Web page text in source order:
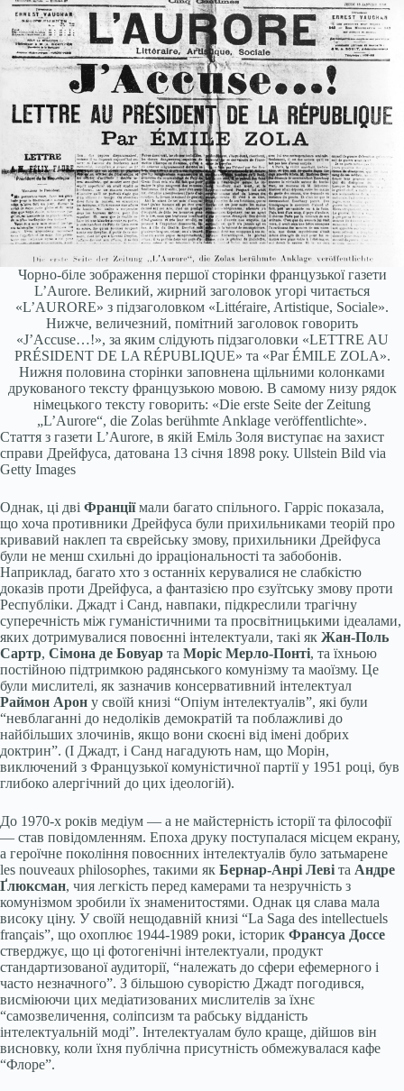
Чорно-біле зображення першої сторінки французької газети
L’Aurore. Великий, жирний заголовок угорі читається
«L’AURORE» з підзаголовком «Littéraire, Artistique, Sociale».
Нижче, величезний, помітний заголовок говорить
«J’Accuse…!», за яким слідують підзаголовки «LETTRE AU
PRÉSIDENT DE LA RÉPUBLIQUE» та «Par ÉMILE ZOLA».
Нижня половина сторінки заповнена щільними колонками
друкованого тексту французькою мовою. В самому низу рядок
німецького тексту говорить: «Die erste Seite der Zeitung
„L’Aurore“, die Zolas berühmte Anklage veröffentlichte».
Стаття з газети L’Aurore, в якій Еміль Золя виступає на захист
справи Дрейфуса, датована 13 січня 1898 року. Ullstein Bild via
Getty Images
Однак, ці дві Франціїмали багато спільного. Гарріс показала,
що хоча противники Дрейфуса були прихильниками теорій про
кривавий наклеп та єврейську змову, прихильники Дрейфуса
були не менш схильні до ірраціональності та забобонів.
Наприклад, багато хто з останніх керувалися не слабкістю
доказів проти Дрейфуса, а фантазією про єзуїтську змову проти
Республіки. Джадт і Санд, навпаки, підкреслили трагічну
суперечність між гуманістичними та просвітницькими ідеалами,
яких дотримувалися повоєнні інтелектуали, такі як Жан-Поль
Сартр, Сімона де Бовуар та Моріс Мерло-Понті, та їхньою
постійною підтримкою радянського комунізму та маоїзму. Це
були мислителі, як зазначив консервативний інтелектуал
Раймон Арон у своїй книзі “Опіум інтелектуалів”, які були
“невблаганні до недоліків демократій та поблажливі до
найбільших злочинів, якщо вони скоєні від імені добрих
доктрин”. (І Джадт, і Санд нагадують нам, що Морін,
виключений з Французької комуністичної партії у 1951 році, був
глибоко алергічний до цих ідеологій).
До 1970-х років медіум — а не майстерність історії та філософії
— став повідомленням. Епоха друку поступалася місцем екрану,
а героїчне покоління повоєнних інтелектуалів було затьмарене
les nouveaux philosophes, такими як Бернар-Анрі Леві та Андре
Ґлюксман, чия легкість перед камерами та незручність з
комунізмом зробили їх знаменитостями. Однак ця слава мала
високу ціну. У своїй нещодавній книзі “La Saga des intellectuels
français”, що охоплює 1944-1989 роки, історик Франсуа Доссе
стверджує, що ці фотогенічні інтелектуали, продукт
стандартизованої аудиторії, “належать до сфери ефемерного і
часто незначного”. З більшою суворістю Джадт погодився,
висміюючи цих медіатизованих мислителів за їхнє
“самозвеличення, соліпсизм та рабську відданість
інтелектуальній моді”. Інтелектуалам було краще, дійшов він
висновку, коли їхня публічна присутність обмежувалася кафе
“Флоре”.